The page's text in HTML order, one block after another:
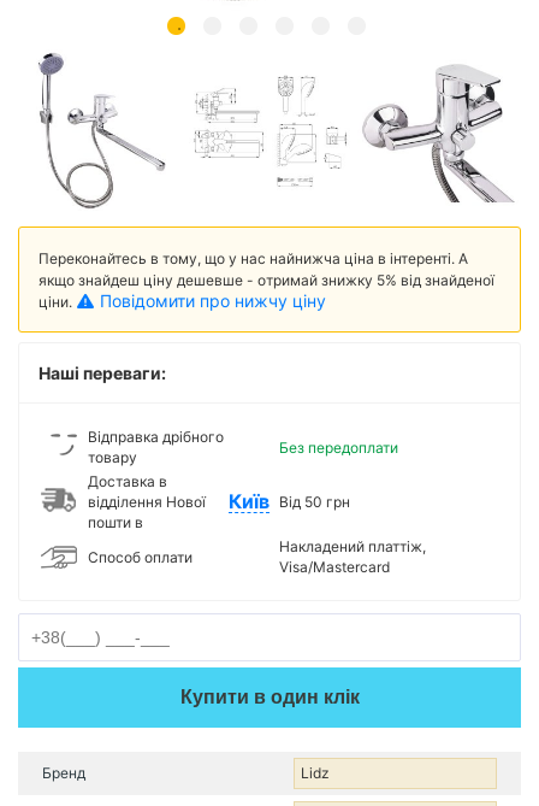
Переконайтесь в тому, що у нас найнижча ціна в інтеренті. А
якщо знайдеш ціну дешевше - отримай знижку 5% від знайденої
ціни.
Повідомити про нижчу ціну
Наші переваги:
Відправка дрібного
товару
Без передоплати
Доставка в
відділення Нової
пошти в
Київ Від 50 грн
Способ оплати
Накладений платтіж,
Visa/Mastercard
Купити в один клік
Бренд Lidz